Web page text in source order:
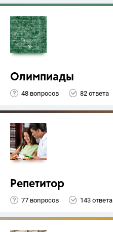
Олимпиады
48 вопросов 82 ответа
Репетитор
77 вопросов 143 ответа